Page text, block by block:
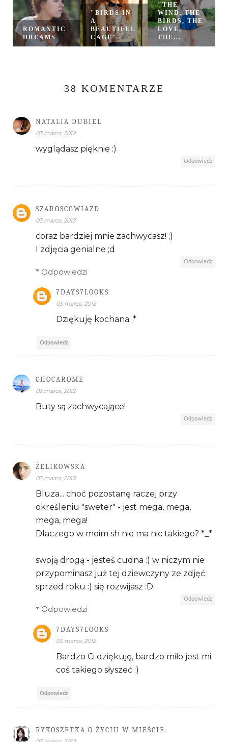
ROMANTIC
DREAMS
"BIRDS IN
A
BEAUTIFUL
CAGE"
"THE
WIND, THE
BIRDS, THE
LOVE,
THE...
38 KOMENTARZE
NATALIA DUBIEL
03 marca, 2012
wyglądasz pięknie :)
Odpowiedz
SZAROSCGWIAZD
03 marca, 2012
coraz bardziej mnie zachwycasz! ;)
I zdjęcia genialne ;d
Odpowiedz
Odpowiedzi
7DAYS7LOOKS
05 marca, 2012
Dziękuję kochana :*
Odpowiedz
CHOCAROME
03 marca, 2012
Buty są zachwycające!
Odpowiedz
ŻELIKOWSKA
03 marca, 2012
Bluza... choć pozostanę raczej przy
określeniu "sweter" - jest mega, mega,
mega, mega!
Dlaczego w moim sh nie ma nic takiego? *_*
swoją drogą - jesteś cudna :) w niczym nie
przypominasz już tej dziewczyny ze zdjęć
sprzed roku :) się rozwijasz :D
Odpowiedz
Odpowiedzi
7DAYS7LOOKS
05 marca, 2012
Bardzo Ci dziękuję, bardzo miło jest mi
coś takiego słyszeć :)
Odpowiedz
RYKOSZETKA O ŻYCIU W MIEŚCIE